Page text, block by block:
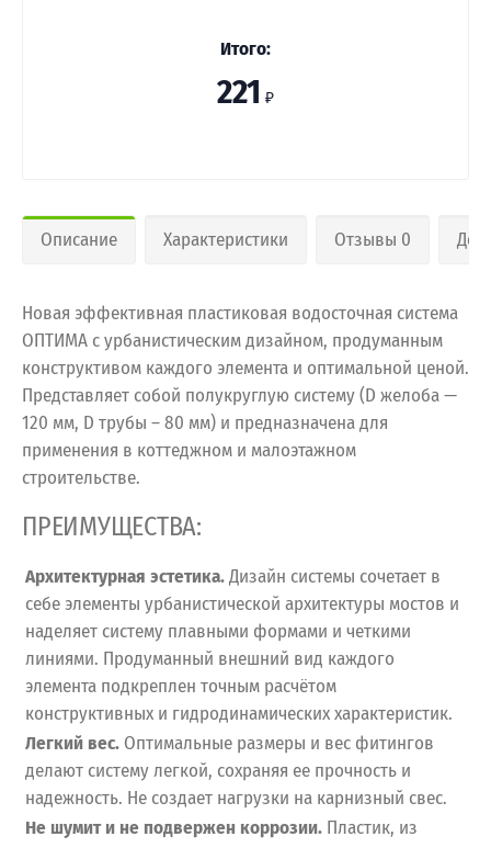
Итого:
221 ₽
Описание Характеристики Отзывы 0
Новая эффективная пластиковая водосточная система
ОПТИМА с урбанистическим дизайном, продуманным
конструктивом каждого элемента и оптимальной ценой.
Представляет собой полукруглую систему (D желоба —
120 мм, D трубы – 80 мм) и предназначена для
применения в коттеджном и малоэтажном
строительстве.
ПРЕИМУЩЕСТВА:
Архитектурная эстетика.Дизайн системы сочетает в
себе элементы урбанистической архитектуры мостов и
наделяет систему плавными формами и четкими
линиями. Продуманный внешний вид каждого
элемента подкреплен точным расчётом
конструктивных и гидродинамических характеристик.
Легкий вес. Оптимальные размеры и вес фитингов
делают систему легкой, сохраняя ее прочность и
надежность. Не создает нагрузки на карнизный свес.
Не шумит и не подвержен коррозии. Пластик, из